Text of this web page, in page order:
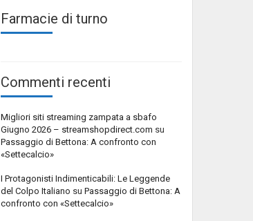
Farmacie di turno
Commenti recenti
Migliori siti streaming zampata a sbafo
Giugno 2026 – streamshopdirect.com su
Passaggio di Bettona: A confronto con
«Settecalcio»
I Protagonisti Indimenticabili: Le Leggende
del Colpo Italiano su Passaggio di Bettona: A
confronto con «Settecalcio»